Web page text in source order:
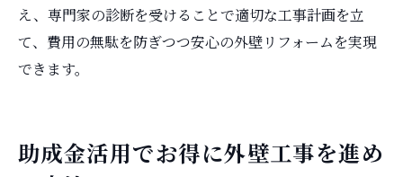
え、専門家の診断を受けることで適切な工事計画を立
て、費用の無駄を防ぎつつ安心の外壁リフォームを実現
できます。
助成金活用でお得に外壁工事を進め